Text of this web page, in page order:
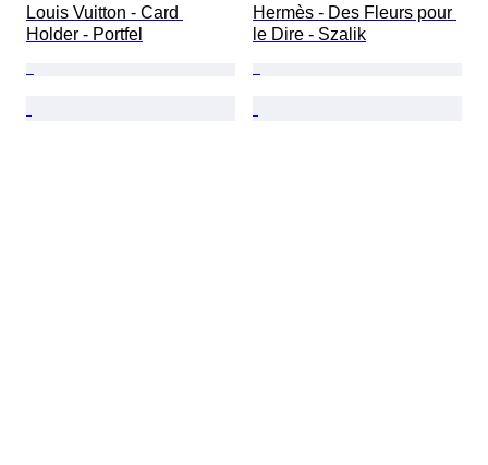
Louis Vuitton - Card
Holder - Portfel
Hermès - Des Fleurs pour
le Dire - Szalik